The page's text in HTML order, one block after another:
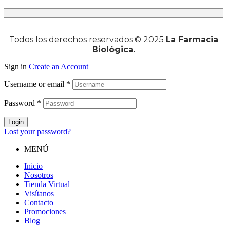
Todos los derechos reservados © 2025 La Farmacia
Biológica.
Sign in Create an Account
Username or email *
Password *
Login
Lost your password?
MENÚ
Inicio
Nosotros
Tienda Virtual
Visítanos
Contacto
Promociones
Blog